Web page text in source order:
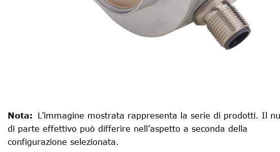
Nota: L’immagine mostrata rappresenta la serie di prodotti. Il
di parte effettivo può differire nell’aspetto a seconda della
configurazione selezionata.